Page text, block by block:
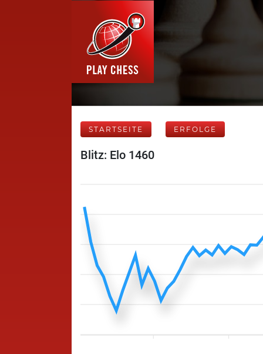
STARTSEITE ERFOLGE
Blitz: Elo 1460